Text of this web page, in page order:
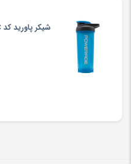
شیکر پاورید کد PR3C گنجایش 0.7 لیتر